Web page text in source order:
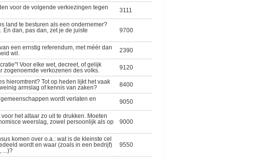
voor de volgende verkiezingen tegen
3111
land te besturen als een ondernemer?
dan, pas dan, zet je de juiste
9700
een ernstig referendum, met méér dan
wil.
2390
Voor elke wet, decreet, of gelijk
zogenoemde verkozenen des volks.
9120
hieromtrent? Tot op heden lijkt het vaak
armslag of kennis van zaken?
8400
wordt verlaten en
9050
het altaar zo uit te drukken. Moeten
weerslag, zowel persoonlijk als op
9000
komen over o.a.: wat is de kleinste cel
wordt en waar (zoals in een bedrijf)
...)?
9550